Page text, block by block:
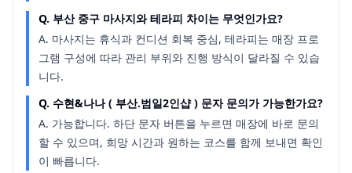
Q. 부산 중구 마사지와 테라피 차이는 무엇인가요?
A. 마사지는 휴식과 컨디션 회복 중심, 테라피는 매장 프로
그램 구성에 따라 관리 부위와 진행 방식이 달라질 수 있습
니다.
Q. 수현&나나 ( 부산.범일2인샵 ) 문자 문의가 가능한가요?
A. 가능합니다. 하단 문자 버튼을 누르면 매장에 바로 문의
할 수 있으며, 희망 시간과 원하는 코스를 함께 보내면 확인
이 빠릅니다.